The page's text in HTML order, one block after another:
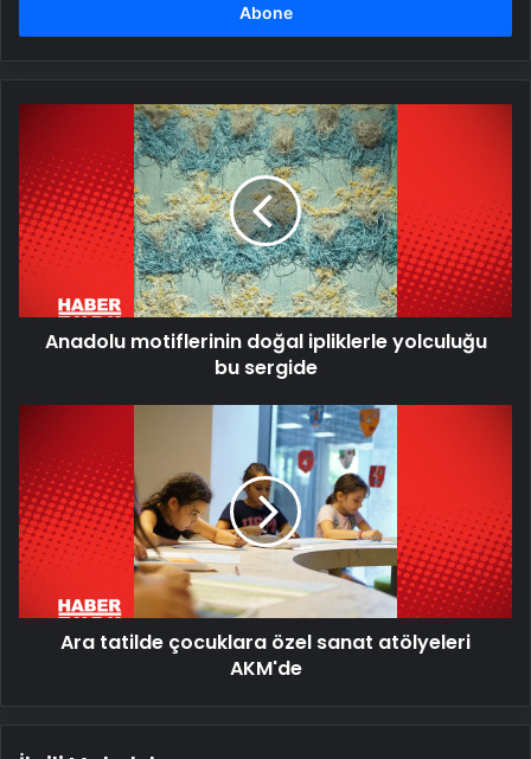
doğal
ipliklerle
yolculuğu
bu
sergide
Anadolu motiflerinin doğal ipliklerle yolculuğu
bu sergide
çocuklara
özel
sanat
atölyeleri
AKM'de
Ara tatilde çocuklara özel sanat atölyeleri
AKM'de